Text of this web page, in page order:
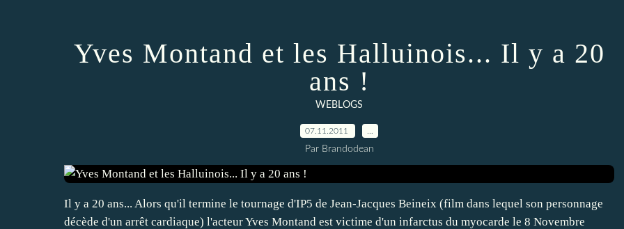
Yves Montand et les Halluinois... Il y a 20
ans !
WEBLOGS
07.11.2011
Par Brandodean
Il y a 20 ans... Alors qu'il termine le tournage d'IP5 de Jean-Jacques Beineix (film dans lequel son personnage
décède d'un arrêt cardiaque) l'acteur Yves Montand est victime d'un infarctus du myocarde le 8 Novembre